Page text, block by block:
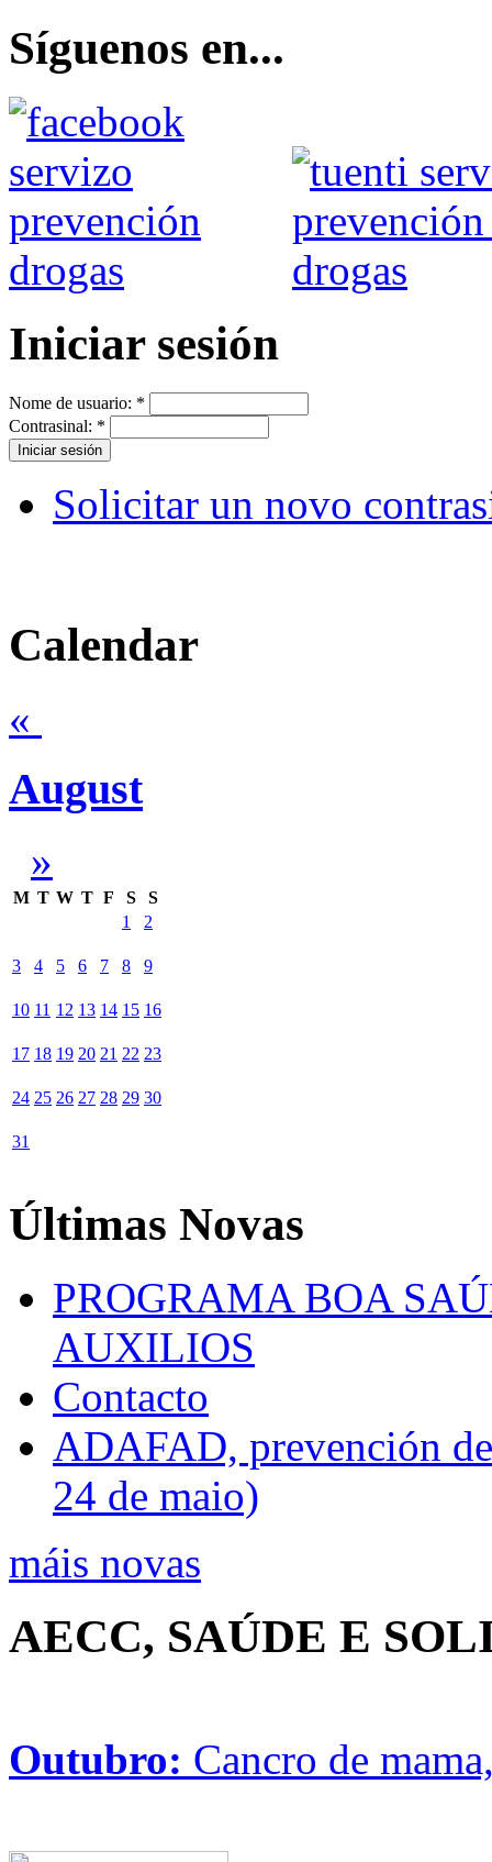
Síguenos en...
Iniciar sesión
Nome de usuario: *
Contrasinal: *
Solicitar un novo
Calendar
«
August
»
M T W T F S
S
1
2
3 4 5 6 7 8 9
10 11 12 13 14 15 16
17 18 19 20 21 22 23
24 25 26 27 28 29 30
31
Últimas Novas
PROGRAMA BOA
AUXILIOS
Contacto
ADAFAD, prevención
24 de maio)
máis novas
AECC, SAÚDE E
Outubro: Cancro de